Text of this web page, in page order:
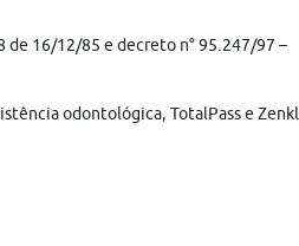
16/12/85 e decreto n° 95.247/97 –
odontológica, TotalPass e